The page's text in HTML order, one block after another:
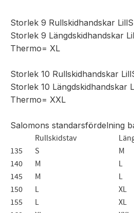
Storlek 9 Rullskidhandskar
Storlek 9 Längdskidhandskar
Thermo= XL
Storlek 10 Rullskidhandskar
Storlek 10 Längdskidhandskar
Thermo= XXL
Salomons standarsfördelning
Rullskidstav
135
S
M
140
M
L
145
M
L
150
L
XL
155
L
XL